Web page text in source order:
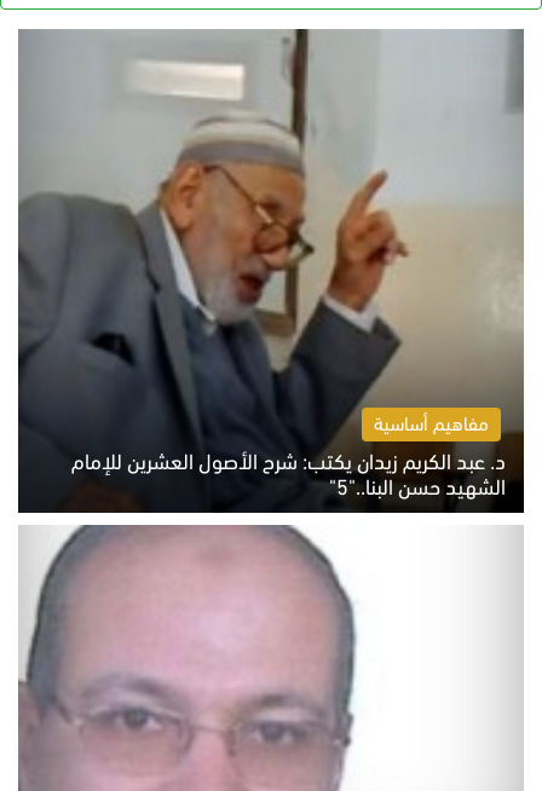
مفاهيم أساسية
د. عبد الكريم زيدان يكتب: شرح الأصول العشرين للإمام
الشهيد حسن البنا.."5"
السبت 8 أغسطس 2026 10:46 ص